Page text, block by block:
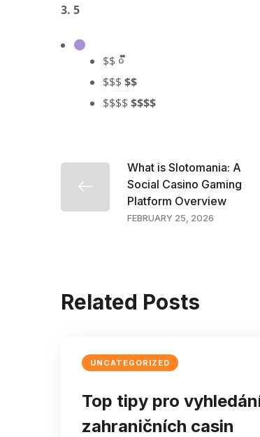
3. 5
$$ ᳹
$$$ $$
$$$$ $$$$
What is Slotomania: A
Social Casino Gaming
Platform Overview
FEBRUARY 25, 2026
Related Posts
UNCATEGORIZED
Top tipy pro
zahraničních casin